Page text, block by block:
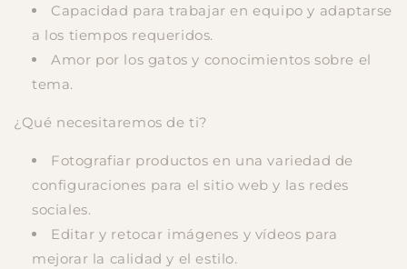
Capacidad para trabajar en equipo y adaptarse
a los tiempos requeridos.
Amor por los gatos y conocimientos sobre el
tema.
¿Qué necesitaremos de ti?
Fotografiar productos en una variedad de
configuraciones para el sitio web y las redes
sociales.
Editar y retocar imágenes y vídeos para
mejorar la calidad y el estilo.